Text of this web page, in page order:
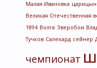
Малая Ивановка царицын
Великая Отечественная
1894 Волга Зверобои
Тучков Салехард сейнер
чемпионат